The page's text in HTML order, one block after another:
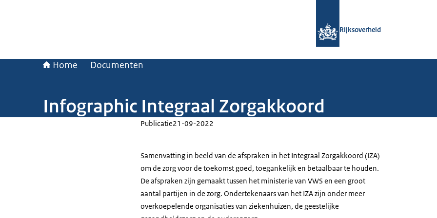
Rijksoverheid
Home Documenten
Infographic Integraal Zorgakkoord
Publicatie21-09-2022
Samenvatting in beeld van de afspraken in het Integraal Zorgakkoord (IZA)
om de zorg voor de toekomst goed, toegankelijk en betaalbaar te houden.
De afspraken zijn gemaakt tussen het ministerie van VWS en een groot
aantal partijen in de zorg. Ondertekenaars van het IZA zijn onder meer
overkoepelende organisaties van ziekenhuizen, de geestelijke